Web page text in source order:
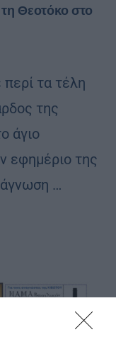
Θεοτόκο στο
τα τέλη
της
άγιο
εφημέριο της
…